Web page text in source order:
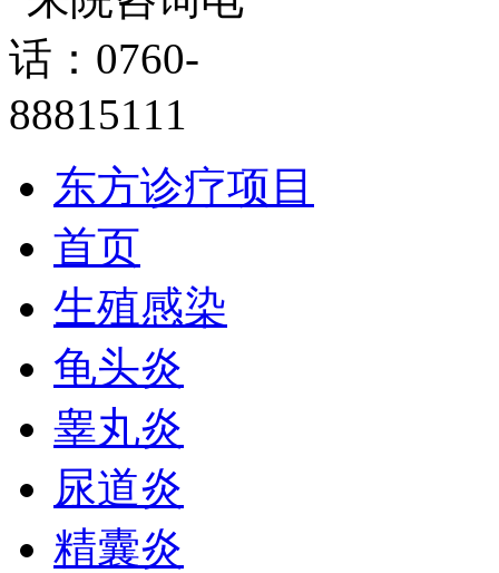
东方诊疗项目
首页
生殖感染
龟头炎
睾丸炎
尿道炎
精囊炎